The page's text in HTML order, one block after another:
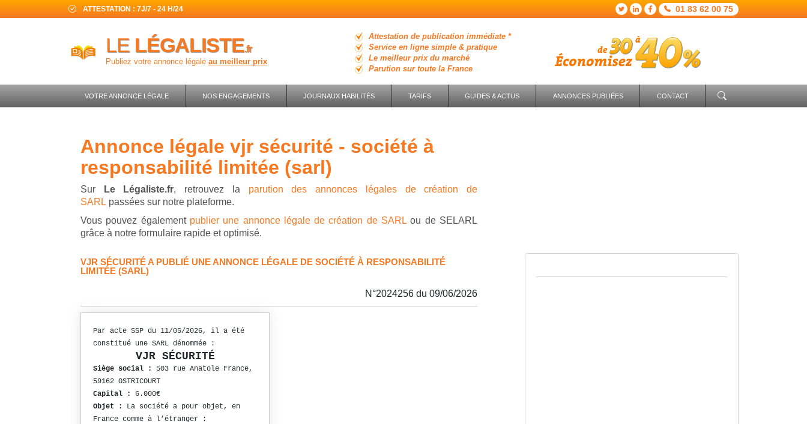
ATTESTATION : 7J/7 - 24 H/24 01 83 62 00 75
LE LÉGALISTE.fr
Publiez votre annonce légale au meilleur prix
Attestation de publication immédiate *
Service en ligne simple & pratique
Le meilleur prix du marché
Parution sur toute la France
VOTRE ANNONCE LÉGALE NOS ENGAGEMENTS JOURNAUX HABILITÉS TARIFS GUIDES & ACTUS ANNONCES PUBLIÉES CONTACT
annonce légale vjr sécurité - société à
responsabilité limitée (sarl)
Sur Le Légaliste.fr, retrouvez la parution des annonces légales de création de
SARL passées sur notre plateforme.
Vous pouvez également publier une annonce légale de création de SARL ou de SELARL
grâce à notre formulaire rapide et optimisé.
VJR SÉCURITÉ A PUBLIÉ UNE ANNONCE LÉGALE DE SOCIÉTÉ À RESPONSABILITÉ
LIMITÉE (SARL)
N°2024256 du 09/06/2026
Par acte SSP du 11/05/2026, il a été
constitué une SARL dénommée :
VJR SÉCURITÉ
Siège social :
503 rue Anatole France,
59162 OSTRICOURT
Capital :
6.000€
Objet :
La société a pour objet, en
France comme à l’étranger :